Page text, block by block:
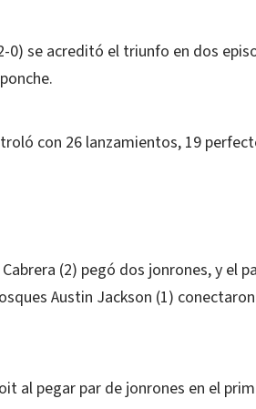
0) se acreditó el triunfo en dos
con 26 lanzamientos, 19
(2) pegó dos jonrones, y el
Austin Jackson (1)
al pegar par de jonrones en el